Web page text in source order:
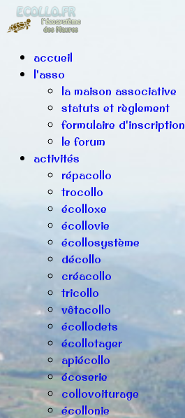
accueil
l'asso
la maison associative
statuts et règlement
formulaire d'inscription
le forum
activités
répacollo
trocollo
écolloxe
écollovie
écollosystème
décollo
créacollo
tricollo
vêtacollo
écollodets
écollotager
apiécollo
écoserie
collovoiturage
écollonie